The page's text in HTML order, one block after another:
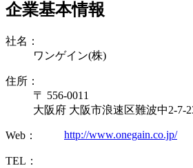
企業基本情報
社名：
ワンゲイン(株)
住所：
〒 556-0011
大阪府 大阪市浪速区難波中2-
Web： http://www.onegain.co.jp/
TEL：